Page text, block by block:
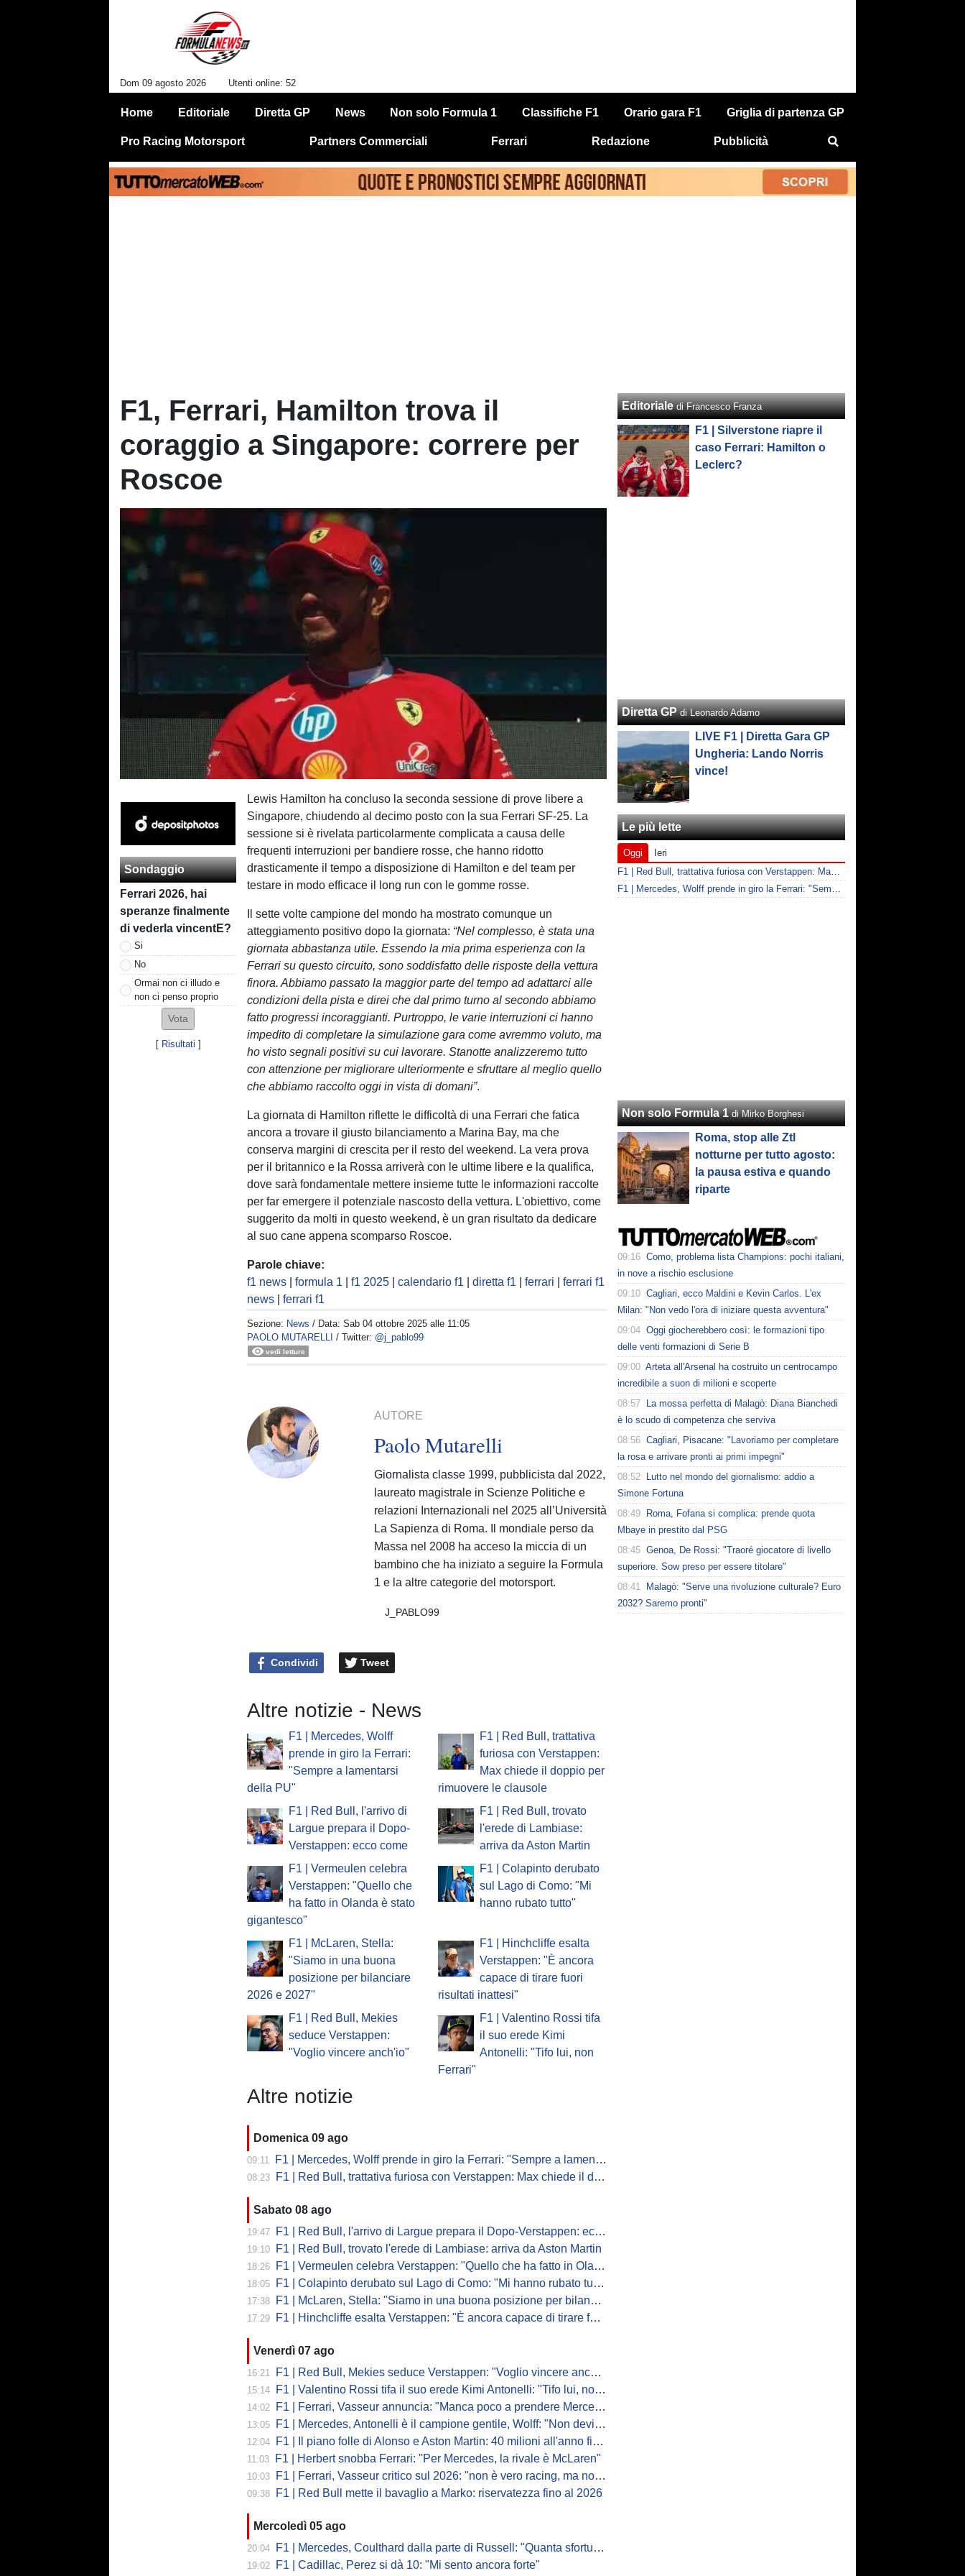
Dom 09 agosto 2026 Utenti online: 52
Home Editoriale Diretta GP News Non solo Formula 1 Classifiche F1 Orario gara F1 Griglia di partenza GP
Pro Racing Motorsport Partners Commerciali Ferrari Redazione Pubblicità
F1, Ferrari, Hamilton trova il
coraggio a Singapore: correre per
Roscoe
Sondaggio
Ferrari 2026, hai
speranze finalmente
di vederla vincentE?
Si
No
Ormai non ci illudo e
non ci penso proprio
[ Risultati ]
Lewis Hamilton ha concluso la seconda sessione di prove libere a
Singapore, chiudendo al decimo posto con la sua Ferrari SF-25. La
sessione si è rivelata particolarmente complicata a causa delle
frequenti interruzioni per bandiere rosse, che hanno ridotto
drasticamente il tempo a disposizione di Hamilton e del team per
testare in modo efficace il long run con le gomme rosse.
Il sette volte campione del mondo ha mostrato comunque un
atteggiamento positivo dopo la giornata: “Nel complesso, è stata una
giornata abbastanza utile. Essendo la mia prima esperienza con la
Ferrari su questo circuito, sono soddisfatto delle risposte della vettura
finora. Abbiamo passato la maggior parte del tempo ad adattarci alle
condizioni della pista e direi che dal primo turno al secondo abbiamo
fatto progressi incoraggianti. Purtroppo, le varie interruzioni ci hanno
impedito di completare la simulazione gara come avremmo voluto, ma
ho visto segnali positivi su cui lavorare. Stanotte analizzeremo tutto
con attenzione per migliorare ulteriormente e sfruttare al meglio quello
che abbiamo raccolto oggi in vista di domani”.
La giornata di Hamilton riflette le difficoltà di una Ferrari che fatica
ancora a trovare il giusto bilanciamento a Marina Bay, ma che
conserva margini di crescita per il resto del weekend. La vera prova
per il britannico e la Rossa arriverà con le ultime libere e la qualifica,
dove sarà fondamentale mettere insieme tutte le informazioni raccolte
per far emergere il potenziale nascosto della vettura. L'obiettivo, come
suggerito da molti in questo weekend, è un gran risultato da dedicare
al suo cane appena scomparso Roscoe.
Parole chiave:
f1 news |formula 1 |f1 2025 |calendario f1 |diretta f1 |ferrari |ferrari f1
news |ferrari f1
Sezione: News / Data:Sab 04 ottobre 2025 alle 11:05
PAOLO MUTARELLI / Twitter: @j_pablo99
vedi letture
AUTORE
Paolo Mutarelli
Giornalista classe 1999, pubblicista dal 2022,
laureato magistrale in Scienze Politiche e
relazioni Internazionali nel 2025 all’Università
La Sapienza di Roma. Il mondiale perso da
Massa nel 2008 ha acceso la miccia di un
bambino che ha iniziato a seguire la Formula
1 e la altre categorie del motorsport.
J_PABLO99
Condividi Tweet
Altre notizie - News
F1 | Mercedes, Wolff
prende in giro la Ferrari:
"Sempre a lamentarsi
della PU"
F1 | Red Bull, trattativa
furiosa con Verstappen:
Max chiede il doppio per
rimuovere le clausole
F1 | Red Bull, l'arrivo di
Largue prepara il Dopo-
Verstappen: ecco come
F1 | Red Bull, trovato
l'erede di Lambiase:
arriva da Aston Martin
F1 | Vermeulen celebra
Verstappen: "Quello che
ha fatto in Olanda è stato
gigantesco"
F1 | Colapinto derubato
sul Lago di Como: "Mi
hanno rubato tutto"
F1 | McLaren, Stella:
"Siamo in una buona
posizione per bilanciare
2026 e 2027"
F1 | Hinchcliffe esalta
Verstappen: "È ancora
capace di tirare fuori
risultati inattesi"
F1 | Red Bull, Mekies
seduce Verstappen:
"Voglio vincere anch'io"
F1 | Valentino Rossi tifa
il suo erede Kimi
Antonelli: "Tifo lui, non
Ferrari"
Altre notizie
Domenica 09 ago
09:11 F1 | Mercedes, Wolff prende in giro la Ferrari: "Sempre a lamentarsi della PU"
08:23 F1 | Red Bull, trattativa furiosa con Verstappen: Max chiede il doppio per rimuovere le clausole
Sabato 08 ago
19:47 F1 | Red Bull, l'arrivo di Largue prepara il Dopo-Verstappen: ecco come
19:10 F1 | Red Bull, trovato l'erede di Lambiase: arriva da Aston Martin
18:26 F1 | Vermeulen celebra Verstappen: "Quello che ha fatto in Olanda è stato gigantesco"
18:05 F1 | Colapinto derubato sul Lago di Como: "Mi hanno rubato tutto"
17:38 F1 | McLaren, Stella: "Siamo in una buona posizione per bilanciare 2026 e 2027"
17:29 F1 | Hinchcliffe esalta Verstappen: "È ancora capace di tirare fuori risultati inattesi"
Venerdì 07 ago
16:21 F1 | Red Bull, Mekies seduce Verstappen: "Voglio vincere anch'io"
15:14 F1 | Valentino Rossi tifa il suo erede Kimi Antonelli: "Tifo lui, non Ferrari"
14:02 F1 | Ferrari, Vasseur annuncia: "Manca poco a prendere Mercedes, ma non basterà l'ADUO"
13:05 F1 | Mercedes, Antonelli è il campione gentile, Wolff: "Non devi essere stronzo per vincere"
12:04 F1 | Il piano folle di Alonso e Aston Martin: 40 milioni all'anno fino ai 47 anni di Nando
11:03 F1 | Herbert snobba Ferrari: "Per Mercedes, la rivale è McLaren"
10:03 F1 | Ferrari, Vasseur critico sul 2026: "non è vero racing, ma non è artificiale"
09:38 F1 | Red Bull mette il bavaglio a Marko: riservatezza fino al 2026
Mercoledì 05 ago
20:04 F1 | Mercedes, Coulthard dalla parte di Russell: "Quanta sfortuna può avere un pilota?"
19:02 F1 | Cadillac, Perez si dà 10: "Mi sento ancora forte"
Editoriale di Francesco Franza
F1 | Silverstone riapre il
caso Ferrari: Hamilton o
Leclerc?
Diretta GP di Leonardo Adamo
LIVE F1 | Diretta Gara GP
Ungheria: Lando Norris
vince!
Le più lette
Oggi
Ieri
F1 | Red Bull, trattativa furiosa con Verstappen: Max chiede il doppio per rimuovere le clausole
F1 | Mercedes, Wolff prende in giro la Ferrari: "Sempre a lamentarsi della PU"
Non solo Formula 1 di Mirko Borghesi
Roma, stop alle Ztl
notturne per tutto agosto:
la pausa estiva e quando
riparte
09:16 Como, problema lista Champions: pochi italiani,
in nove a rischio esclusione
09:10 Cagliari, ecco Maldini e Kevin Carlos. L'ex
Milan: "Non vedo l'ora di iniziare questa avventura"
09:04 Oggi giocherebbero così: le formazioni tipo
delle venti formazioni di Serie B
09:00 Arteta all'Arsenal ha costruito un centrocampo
incredibile a suon di milioni e scoperte
08:57
La mossa perfetta di Malagò: Diana Bianchedi
è lo scudo di competenza che serviva
08:56 Cagliari, Pisacane: "Lavoriamo per completare
la rosa e arrivare pronti ai primi impegni"
08:52
Lutto nel mondo del giornalismo: addio a
Simone Fortuna
08:49
Roma, Fofana si complica: prende quota
Mbaye in prestito dal PSG
08:45 Genoa, De Rossi: "Traoré giocatore di livello
superiore. Sow preso per essere titolare"
08:41
Malagò: "Serve una rivoluzione culturale? Euro
2032? Saremo pronti"